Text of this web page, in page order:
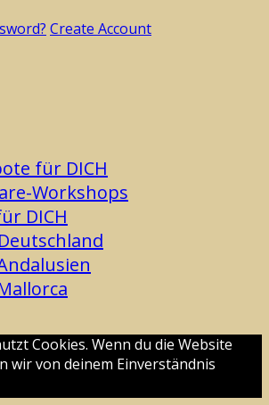
Create Account
für DICH
Workshops
DICH
Cookies. Wenn du die Website
wir von deinem Einverständnis